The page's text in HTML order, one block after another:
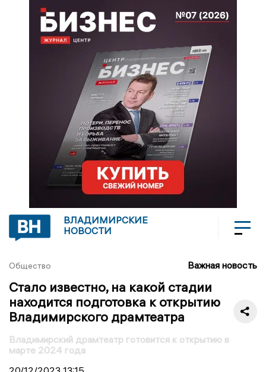
ВЛАДИМИРСКИЕ
НОВОСТИ
Общество Важная новость
Стало известно, на какой стадии
находится подготовка к открытию
Владимирского драмтеатра
Владимирский драмтеатр готовится к открытию в
марте 2024 года